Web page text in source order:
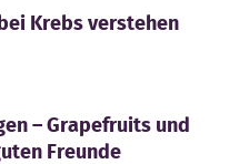
Krebs verstehen
– Grapefruits und
Freunde